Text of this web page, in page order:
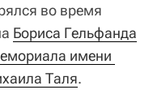
во время
Бориса Гельфанда
имени
Таля.